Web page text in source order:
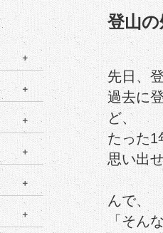
登山
先日、
過去に
ど、
たった1
思い出
んで、
「そん